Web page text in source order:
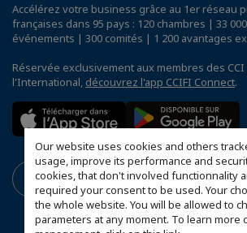
Our website uses cookies and others
usage, improve its performance and
cookies, that don't involved functionnality
required your consent to be used. Your
the whole website. You will be allowed to
parameters at any moment. To learn more
Accélérez votre business grâce au 1er réseau
françaises dans 95 pays : 120 chambres | 33
événements | 300 comités | 1 200 avantages
Réservée exclusivement aux membres des CCI
l'International, découvrez l'app CCIFI Connect.